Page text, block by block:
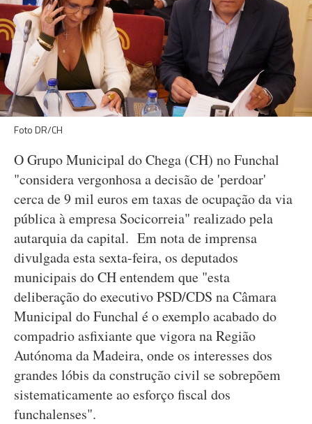
Foto DR/CH
O Grupo Municipal do Chega (CH) no Funchal
"considera vergonhosa a decisão de 'perdoar'
cerca de 9 mil euros em taxas de ocupação da via
pública à empresa Socicorreia" realizado pela
autarquia da capital. Em nota de imprensa
divulgada esta sexta-feira, os deputados
municipais do CH entendem que "esta
deliberação do executivo PSD/CDS na Câmara
Municipal do Funchal é o exemplo acabado do
compadrio asfixiante que vigora na Região
Autónoma da Madeira, onde os interesses dos
grandes lóbis da construção civil se sobrepõem
sistematicamente ao esforço fiscal dos
funchalenses".